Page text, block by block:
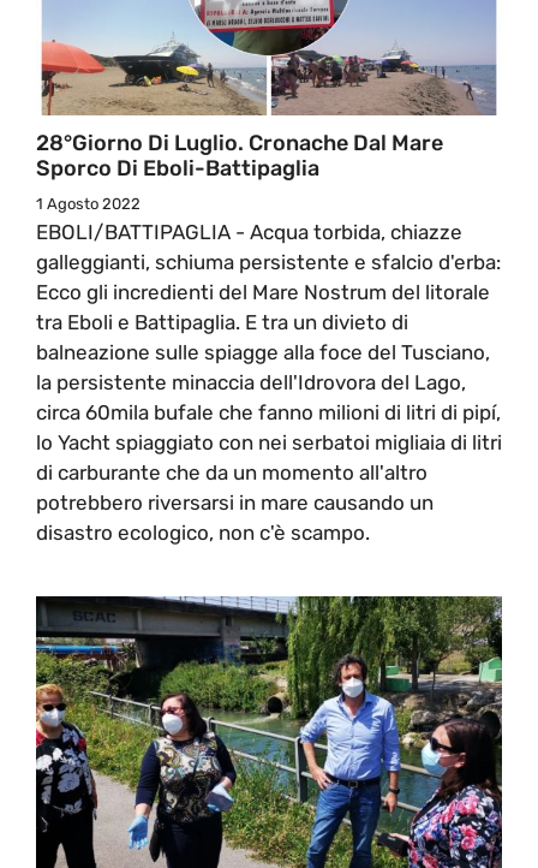
28°giorno Di Luglio. Cronache Dal Mare
Sporco Di Eboli-Battipaglia
1 Agosto 2022
EBOLI/BATTIPAGLIA - Acqua torbida, chiazze
galleggianti, schiuma persistente e sfalcio d'erba:
Ecco gli incredienti del Mare Nostrum del litorale
tra Eboli e Battipaglia. E tra un divieto di
balneazione sulle spiagge alla foce del Tusciano,
la persistente minaccia dell'Idrovora del Lago,
circa 60mila bufale che fanno milioni di litri di pipí,
lo Yacht spiaggiato con nei serbatoi migliaia di litri
di carburante che da un momento all'altro
potrebbero riversarsi in mare causando un
disastro ecologico, non c'è scampo.